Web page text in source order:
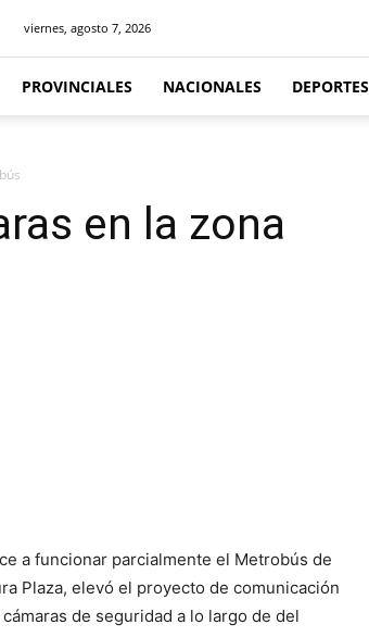
viernes, agosto 7, 2026
PROVINCIALES NACIONALES DEPORTES
en la zona
a funcionar parcialmente el Metrobús de
Plaza, elevó el proyecto de comunicación
de seguridad a lo largo de del